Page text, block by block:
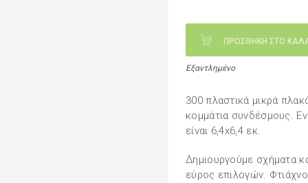
ΠΡΟΣΘΗΚΗ ΣΤΟ
Εξαντλημένο
300 πλαστικά μικρά
κομμάτια συνδέσμους.
είναι 6,4x6,4 εκ.
Δημιουργούμε σχήματα
εύρος επιλογών.